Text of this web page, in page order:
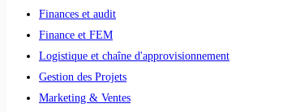
Finances et audit
Finance et FEM
Logistique et chaîne d'approvisionnement
Gestion des Projets
Marketing & Ventes